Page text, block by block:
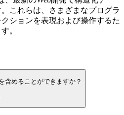
これらは、さまざまなプログラ
ションを表現および操作するた
。
含めることができますか？